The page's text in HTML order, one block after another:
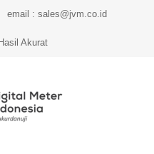
email : sales@jvm.co.id
Akurat